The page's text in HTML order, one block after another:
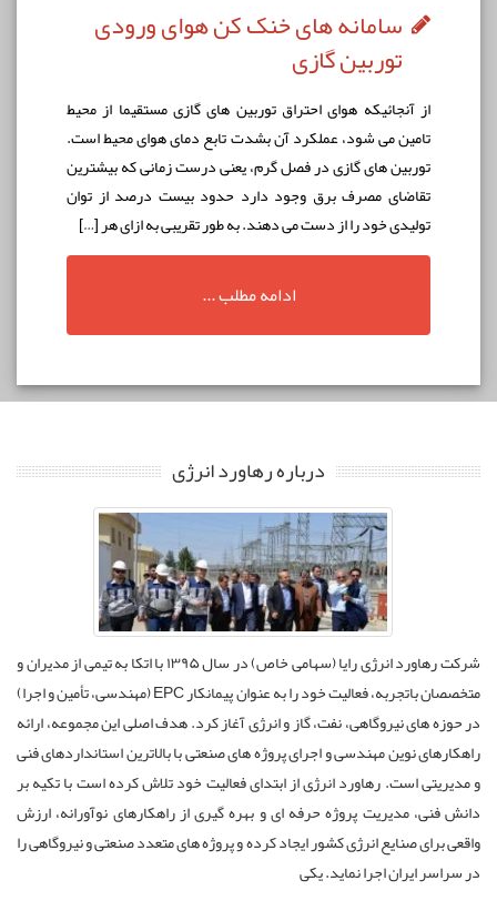
سامانه های خنک کن هوای ورودی
توربین گازی
از آنجائيكه هوای احتراق توربين های گازی مستقيما از محيط
تامين می شود، عملكرد آن بشدت تابع دمای هوای محيط است.
توربين های گازی در فصل گرم، يعنی درست زمانی که بيشترين
تقاضای مصرف برق وجود دارد حدود بيست درصد از توان
توليدی خود را از دست می دهند. به طور تقریبی به ازای هر […]
ادامه مطلب ...
درباره رهاورد انرژی
شرکت رهاورد انرژی رایا (سهامی خاص) در سال ۱۳۹۵ با اتکا به تیمی از مدیران و
متخصصان باتجربه، فعالیت خود را به عنوان پیمانکار EPC (مهندسی، تأمین و اجرا)
در حوزه های نیروگاهی، نفت، گاز و انرژی آغاز کرد. هدف اصلی این مجموعه، ارائه
راهکارهای نوین مهندسی و اجرای پروژه های صنعتی با بالاترین استانداردهای فنی
و مدیریتی است. رهاورد انرژی از ابتدای فعالیت خود تلاش کرده است با تکیه بر
دانش فنی، مدیریت پروژه حرفه ای و بهره گیری از راهکارهای نوآورانه، ارزش
واقعی برای صنایع انرژی کشور ایجاد کرده و پروژه های متعدد صنعتی و نیروگاهی را
در سراسر ایران اجرا نماید. یکی